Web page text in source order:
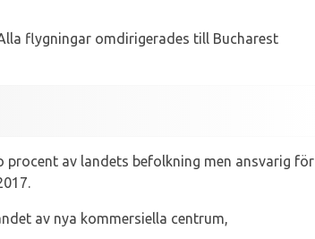
flygningar omdirigerades till Bucharest
procent av landets befolkning men ansvarig för
av nya kommersiella centrum,